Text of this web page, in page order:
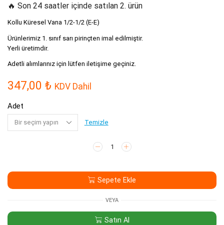
🔥 Son 24 saatler içinde satılan 2. ürün
Kollu Küresel Vana 1/2-1/2 (E-E)
Ürünlerimiz 1. sınıf sarı pirinçten imal edilmiştir.
Yerli üretimdir.
Adetli alımlarınız için lütfen iletişime geçiniz.
347,00 ₺ KDV Dahil
Adet
Temizle
Kollu
Küresel
1/2-
1/2
(E-
Sepete Ekle
VEYA
Satın Al